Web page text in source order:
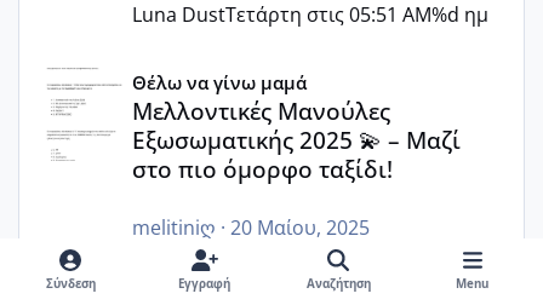
Luna DustΤετάρτη στις 05:51 AM%d ημ
Μελλοντικές Μανούλες Εξωσωματικής 2025 💫 – Μαζί
Θέλω να γίνω μαμά
Μελλοντικές Μανούλες
Εξωσωματικής 2025 💫 – Μαζί
στο πιο όμορφο ταξίδι!
melitiniღ · 20 Μαίου, 2025
Καλωσορίσατε σε αυτόν τον χώρο
αγάπης, ελπίδας και δύναμης,
Σύνδεση Εγγραφή Αναζήτηση Menu